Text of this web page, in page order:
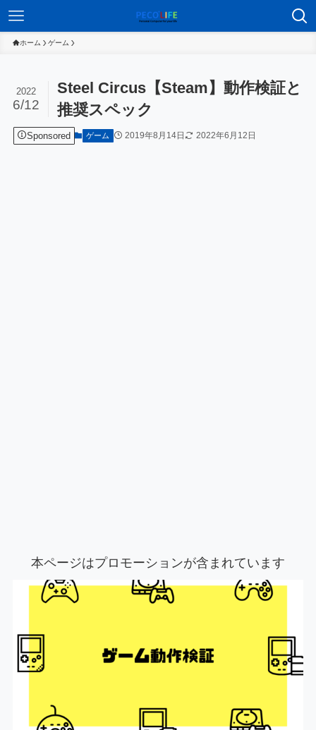
ホーム ゲーム
Steel Circus【Steam】動作検証と
推奨スペック
2022
6/12
Sponsored ゲーム 2019年8月14日 2022年6月12日
本ページはプロモーションが含まれています